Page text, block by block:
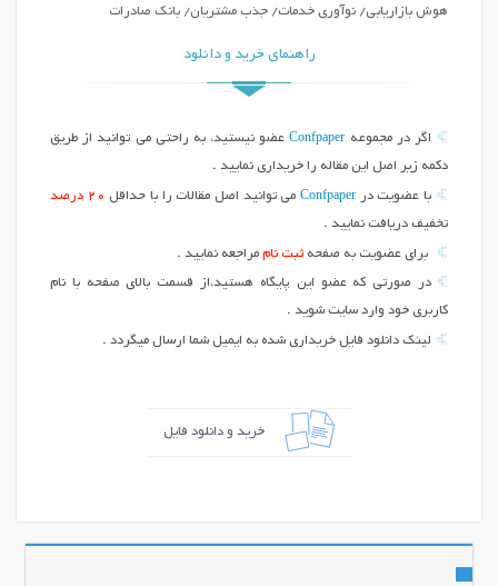
هوش بازاریابی/ نوآوری خدمات/ جذب مشتریان/ بانک صادرات
راهنمای خرید و دانلود
اگر در مجموعه Confpaperعضو نیستید، به راحتی می توانید از طریق
دکمه زیر اصل این مقاله را خریداری نمایید .
با عضویت در Confpaperمی توانید اصل مقالات را با حداقل 20 درصد
تخفیف دریافت نمایید .
برای عضویت به صفحه ثبت نام مراجعه نمایید .
در صورتی که عضو این پایگاه هستید،از قسمت بالای صفحه با نام
کاربری خود وارد سایت شوید .
لینک دانلود فایل خریداری شده به ایمیل شما ارسال میگردد .
خرید و دانلود فایل